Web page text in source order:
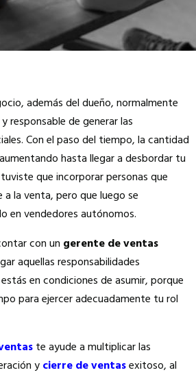
además del dueño, normalmente
responsable de generar las
Con el paso del tiempo, la cantidad
hasta llegar a desbordar tu
que incorporar personas que
la venta, pero que luego se
en vendedores autónomos.
con un gerente de ventas
aquellas responsabilidades
en condiciones de asumir, porque
para ejercer adecuadamente tu rol
te ayude a multiplicar las
ycierre de ventasexitoso, al